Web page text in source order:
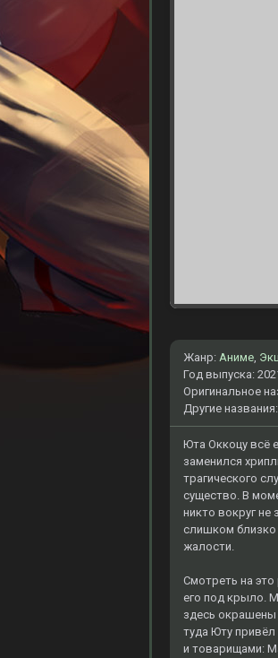
Жанр: Аниме,
Год выпуска:
Оригинальное
Другие
Юта Оккоцу всё
заменился
трагического
существо. В
никто вокруг не
слишком близко
жалости.
Смотреть на
его под крыло.
здесь окрашены
туда Юту
и товарищами: